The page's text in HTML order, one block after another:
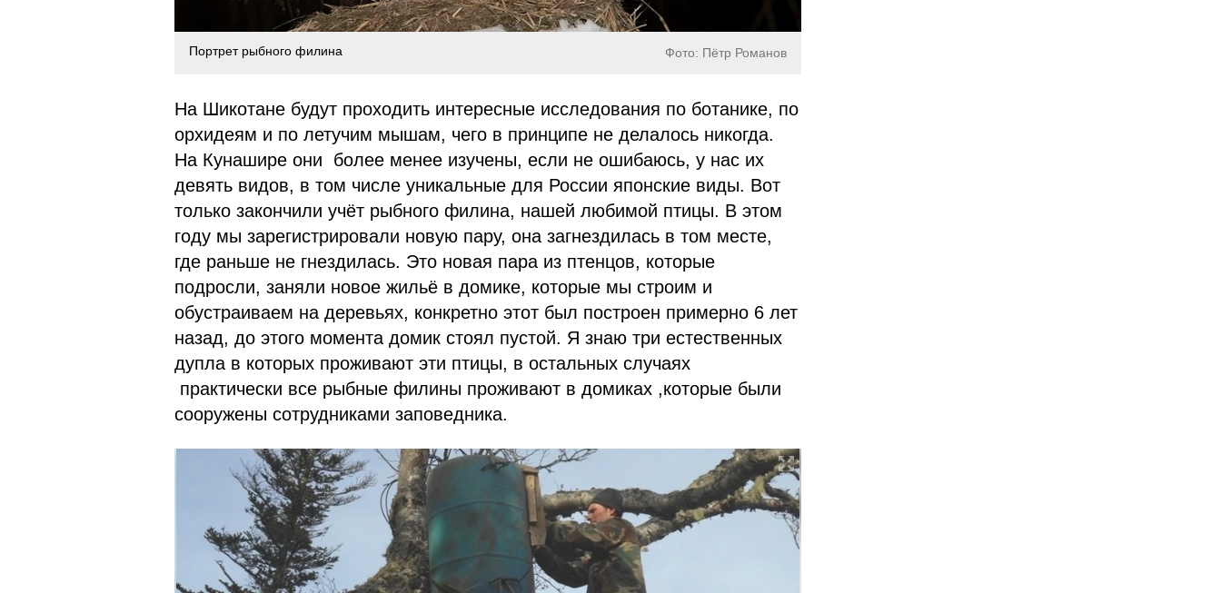
Портрет рыбного филина Фото: Пётр Романов
На Шикотане будут проходить интересные исследования по ботанике, по
орхидеям и по летучим мышам, чего в принципе не делалось никогда.
На Кунашире они более менее изучены, если не ошибаюсь, у нас их
девять видов, в том числе уникальные для России японские виды. Вот
только закончили учёт рыбного филина, нашей любимой птицы. В этом
году мы зарегистрировали новую пару, она загнездилась в том месте,
где раньше не гнездилась. Это новая пара из птенцов, которые
подросли, заняли новое жильё в домике, которые мы строим и
обустраиваем на деревьях, конкретно этот был построен примерно 6 лет
назад, до этого момента домик стоял пустой. Я знаю три естественных
дупла в которых проживают эти птицы, в остальных случаях
практически все рыбные филины проживают в домиках ,которые были
сооружены сотрудниками заповедника.